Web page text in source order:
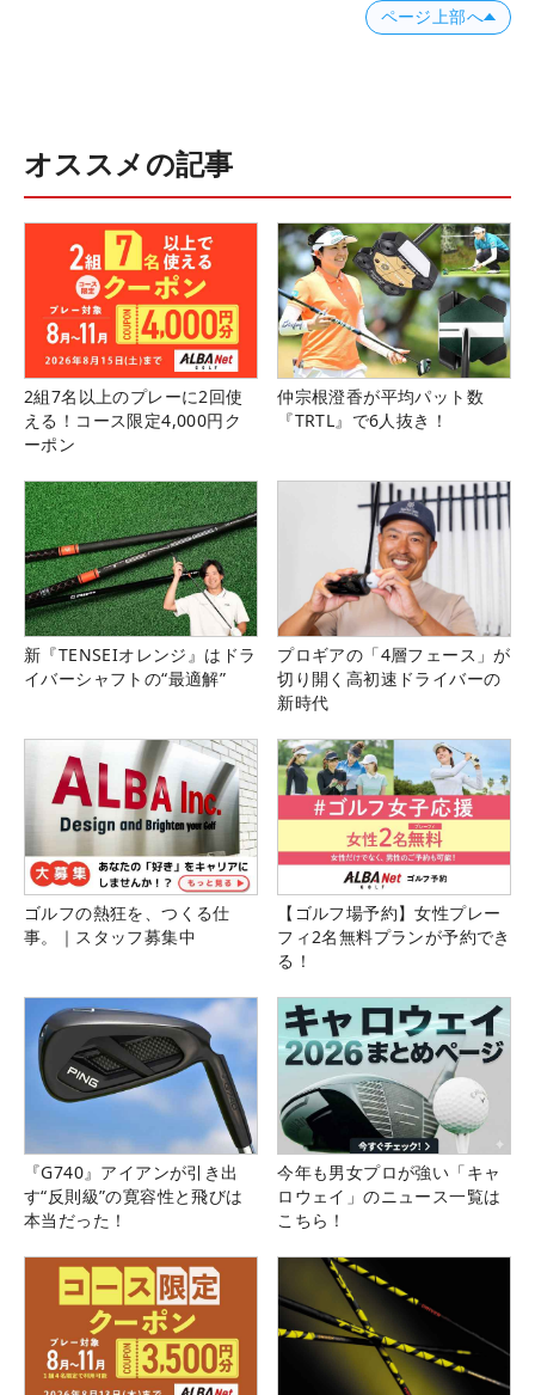
ページ上部へ
オススメの記事
2組7名以上のプレーに2回使
える！コース限定4,000円ク
ーポン
仲宗根澄香が平均パット数
『TRTL』で6人抜き！
新『TENSEIオレンジ』はドラ
イバーシャフトの“最適解”
プロギアの「4層フェース」が
切り開く高初速ドライバーの
新時代
ゴルフの熱狂を、つくる仕
事。｜スタッフ募集中
【ゴルフ場予約】女性プレー
フィ2名無料プランが予約でき
る！
『G740』アイアンが引き出
す“反則級”の寛容性と飛びは
本当だった！
今年も男女プロが強い「キャ
ロウェイ」のニュース一覧は
こちら！